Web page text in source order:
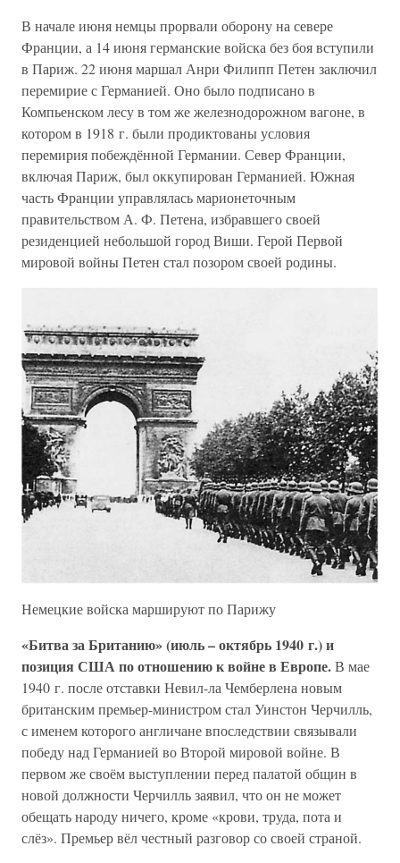
В начале июня немцы прорвали оборону на севере
Франции, а 14 июня германские войска без боя вступили
в Париж. 22 июня маршал Анри Филипп Петен заключил
перемирие с Германией. Оно было подписано в
Компьенском лесу в том же железнодорожном вагоне, в
котором в 1918 г. были продиктованы условия
перемирия побеждённой Германии. Север Франции,
включая Париж, был оккупирован Германией. Южная
часть Франции управлялась марионеточным
правительством А. Ф. Петена, избравшего своей
резиденцией небольшой город Виши. Герой Первой
мировой войны Петен стал позором своей родины.
Немецкие войска маршируют по Парижу
«Битва за Британию» (июль – октябрь 1940 г.) и
позиция США по отношению к войне в Европе.В мае
1940 г. после отставки Невил-ла Чемберлена новым
британским премьер-министром стал Уинстон Черчилль,
с именем которого англичане впоследствии связывали
победу над Германией во Второй мировой войне. В
первом же своём выступлении перед палатой общин в
новой должности Черчилль заявил, что он не может
обещать народу ничего, кроме «крови, труда, пота и
слёз». Премьер вёл честный разговор со своей страной.